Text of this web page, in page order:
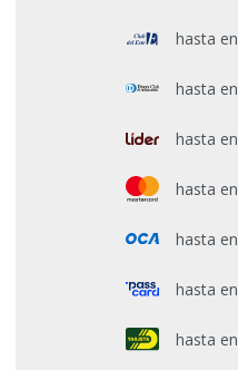
hasta en
hasta en
hasta en
hasta en
hasta en
hasta en
hasta en
Piscinas e Inflables
Soldadoras y Accesorios